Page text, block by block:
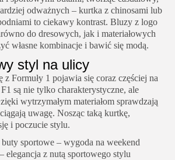
odważnych – kurtka z chinosami lub
to ciekawy kontrast. Bluzy z logo
do dresowych, jak i materiałowych
własne kombinacje i bawić się modą.
styl na ulicy
Formuły 1 pojawia się coraz częściej na
są nie tylko charakterystyczne, ale
wytrzymałym materiałom sprawdzają
uwagę. Nosząc taką kurtkę,
i poczucie stylu.
sportowe – wygoda na weekend
elegancja z nutą sportowego stylu